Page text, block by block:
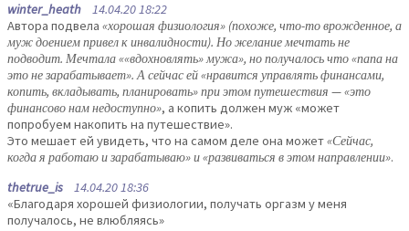
winter_heath 14.04.20 18:22
Автора подвела «хорошая физиология» (похоже, что-то врожденное, а
муж доением привел к инвалидности). Но желание мечтать не
подводит. Мечтала ««вдохновлять» мужа», но получалось что «папа на
это не зарабатывает». А сейчас ей «нравится управлять финансами,
копить, вкладывать, планировать» при этом путешествия — «это
финансово нам недоступно», а копить должен муж «может
попробуем накопить на путешествие».
Это мешает ей увидеть, что на самом деле она может«Сейчас,
когда я работаю и зарабатываю» и «развиваться в этом направлении».
thetrue_is 14.04.20 18:36
«Благодаря хорошей физиологии, получать оргазм у меня
получалось, не влюбляясь»